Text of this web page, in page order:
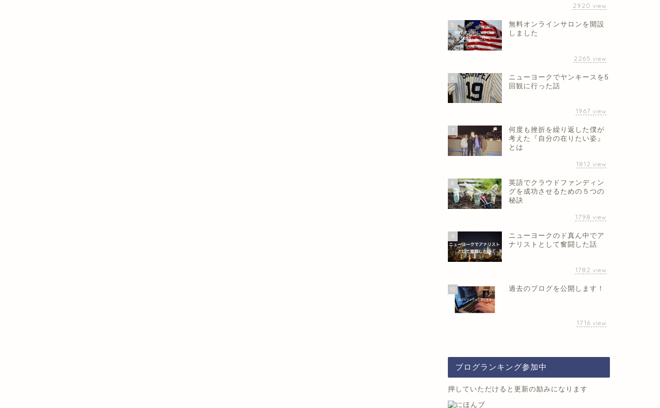
2920 view
5
無料オンラインサロンを開設
しました
2265 view
6
ニューヨークでヤンキースを5
回観に行った話
1967 view
7
何度も挫折を繰り返した僕が
考えた『自分の在りたい姿』
とは
1812 view
8
英語でクラウドファンディン
グを成功させるための５つの
秘訣
1798 view
9
ニューヨークのド真ん中でア
ナリストとして奮闘した話
1782 view
10 過去のブログを公開します！
1716 view
ブログランキング参加中
押していただけると更新の励みになります